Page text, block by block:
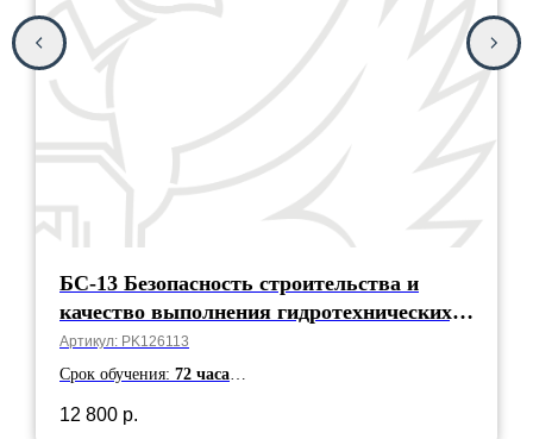
БС-13 Безопасность строительства и
качество выполнения гидротехнических,
водолазных работ
Артикул: PK126113
Срок обучения: 72 часа
12 800 р.